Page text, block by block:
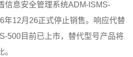
信息安全管理系统ADM-ISMS-
年12月26正式停止销售。响应代替
500目前已上市，替代型号产品将